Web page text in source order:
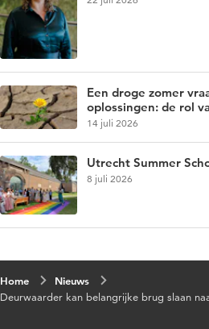
Een droge zomer
oplossingen: de rol
14 juli 2026
Utrecht Summer
8 juli 2026
Home
Nieuws
Deurwaarder kan belangrijke brug slaan